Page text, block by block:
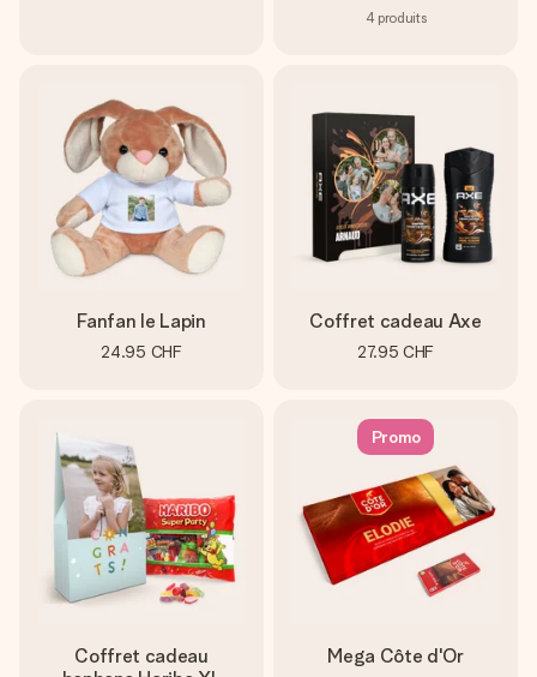
4 produits
Fanfan le Lapin
24.95 CHF
Coffret cadeau Axe
27.95 CHF
Coffret cadeau
Promo
Mega Côte d'Or